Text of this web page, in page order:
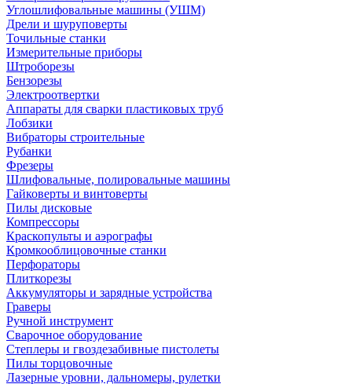
Углошлифовальные машины (УШМ)
Дрели и шуруповерты
Точильные станки
Измерительные приборы
Штроборезы
Бензорезы
Электроотвертки
Аппараты для сварки пластиковых труб
Лобзики
Вибраторы строительные
Рубанки
Фрезеры
Шлифовальные, полировальные машины
Гайковерты и винтоверты
Пилы дисковые
Компрессоры
Краскопульты и аэрографы
Кромкооблицовочные станки
Перфораторы
Плиткорезы
Аккумуляторы и зарядные устройства
Граверы
Ручной инструмент
Сварочное оборудование
Степлеры и гвоздезабивные пистолеты
Пилы торцовочные
Лазерные уровни, дальномеры, рулетки